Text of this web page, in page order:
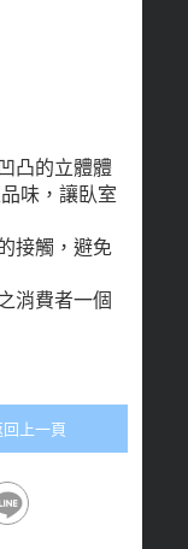
凸的立體體
味，讓臥室
接觸，避免
消費者一個
回上一頁